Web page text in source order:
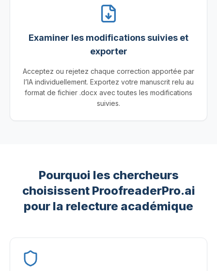
Examiner les modifications suivies et
exporter
Acceptez ou rejetez chaque correction apportée par
l’IA individuellement. Exportez votre manuscrit relu au
format de fichier .docx avec toutes les modifications
suivies.
Pourquoi les chercheurs
choisissent ProofreaderPro.ai
pour la relecture académique